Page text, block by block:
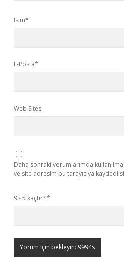
İsim*
E-Posta*
Web Sitesi
Daha sonraki yorumlarımda
ve site adresim bu tarayıcıya
9 - 5 kaçtır?*